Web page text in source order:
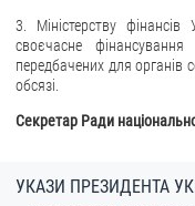
3. Міністерству
своєчасне
передбачених для органів
обсязі.
Секретар Ради
УКАЗИ ПРЕЗИДЕНТА